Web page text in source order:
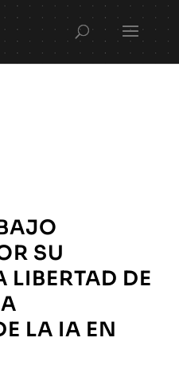
SU
LIBERTAD DE
LA IA EN